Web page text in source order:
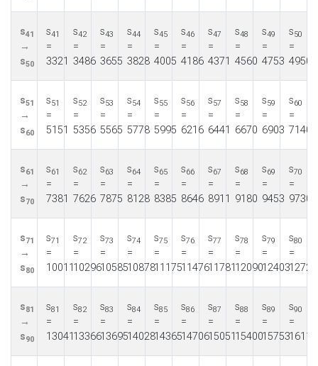
s41
→
s50
s41
=
3321
s42
=
3486
s43
=
3655
s44
=
3828
s45
=
4005
s46
=
4186
s47
=
4371
s48
=
4560
s49
=
4753
s50
=
4950
s51
→
s60
s51
=
5151
s52
=
5356
s53
=
5565
s54
=
5778
s55
=
5995
s56
=
6216
s57
=
6441
s58
=
6670
s59
=
6903
s60
=
7140
s61
→
s70
s61
=
7381
s62
=
7626
s63
=
7875
s64
=
8128
s65
=
8385
s66
=
8646
s67
=
8911
s68
=
9180
s69
=
9453
s70
=
9730
s71
→
s80
s71
=
10011
s72
=
10296
s73
=
10585
s74
=
10878
s75
=
11175
s76
=
11476
s77
=
11781
s78
=
12090
s79
=
12403
s80
=
12720
s81
→
s90
s81
=
13041
s82
=
13366
s83
=
13695
s84
=
14028
s85
=
14365
s86
=
14706
s87
=
15051
s88
=
15400
s89
=
15753
s90
=
16110